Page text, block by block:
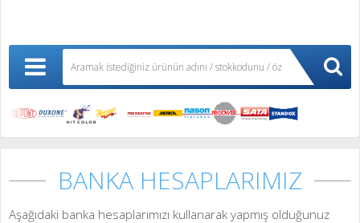
BANKA HESAPLARIMIZ
Aşağıdaki banka hesaplarımızı kullanarak yapmış olduğunuz